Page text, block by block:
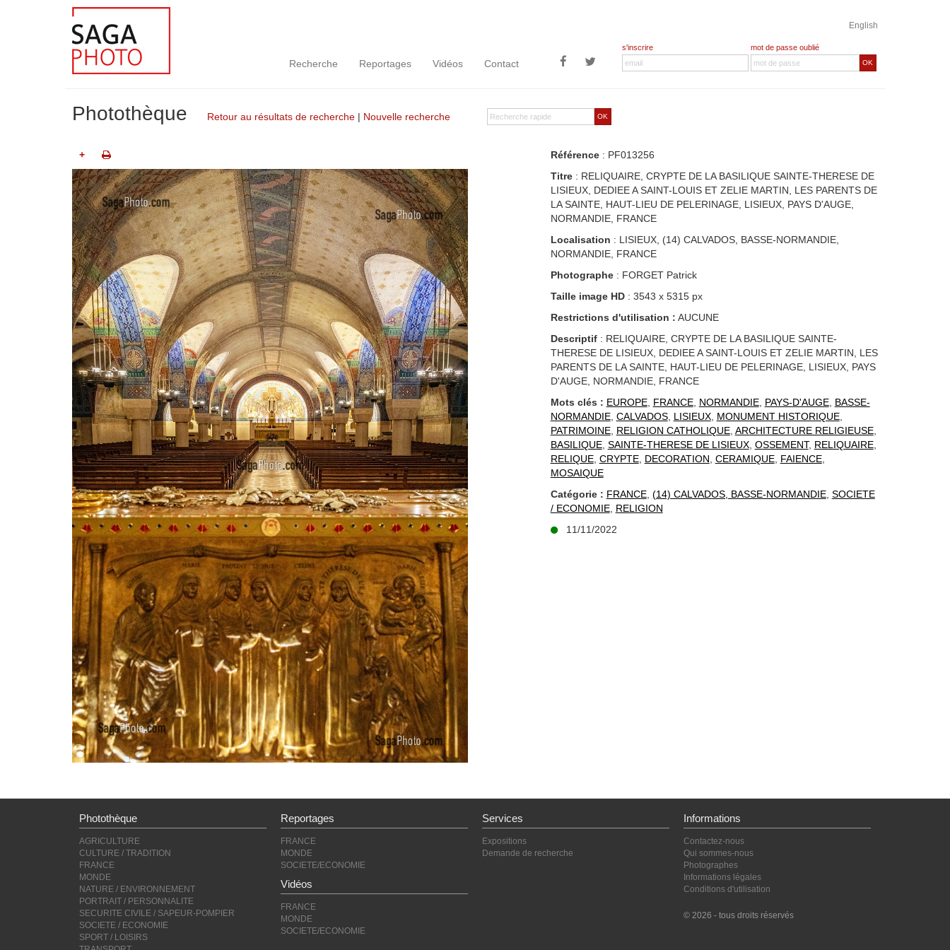
English
Recherche Reportages Vidéos Contact
s'inscrire mot de passe oublié
OK
OK
Photothèque Retour au résultats de recherche | Nouvelle recherche
+ Référence: PF013256
Titre: RELIQUAIRE, CRYPTE DE LA BASILIQUE SAINTE-THERESE DE
LISIEUX, DEDIEE A SAINT-LOUIS ET ZELIE MARTIN, LES PARENTS DE
LA SAINTE, HAUT-LIEU DE PELERINAGE, LISIEUX, PAYS D'AUGE,
NORMANDIE, FRANCE
Localisation : LISIEUX, (14) CALVADOS, BASSE-NORMANDIE,
NORMANDIE, FRANCE
Photographe: FORGET Patrick
Taille image HD: 3543 x 5315 px
Restrictions d'utilisation : AUCUNE
Descriptif: RELIQUAIRE, CRYPTE DE LA BASILIQUE SAINTE-
THERESE DE LISIEUX, DEDIEE A SAINT-LOUIS ET ZELIE MARTIN, LES
PARENTS DE LA SAINTE, HAUT-LIEU DE PELERINAGE, LISIEUX, PAYS
D'AUGE, NORMANDIE, FRANCE
Mots clés : EUROPE, FRANCE, NORMANDIE, PAYS-D'AUGE, BASSE-
NORMANDIE, CALVADOS, LISIEUX, MONUMENT HISTORIQUE,
PATRIMOINE, RELIGION CATHOLIQUE, ARCHITECTURE RELIGIEUSE,
BASILIQUE, SAINTE-THERESE DE LISIEUX, OSSEMENT, RELIQUAIRE,
RELIQUE, CRYPTE, DECORATION CERAMIQUE, FAIENCE,
MOSAIQUE
Catégorie : FRANCE, (14) CALVADOS, BASSE-NORMANDIE, SOCIETE
/ ECONOMIE, RELIGION
11/11/2022
Photothèque
AGRICULTURE
CULTURE / TRADITION
FRANCE
MONDE
NATURE / ENVIRONNEMENT
PORTRAIT / PERSONNALITE
SECURITE CIVILE / SAPEUR-POMPIER
SOCIETE / ECONOMIE
SPORT / LOISIRS
Reportages
FRANCE
MONDE
SOCIETE/ECONOMIE
Vidéos
FRANCE
MONDE
SOCIETE/ECONOMIE
Services
Expositions
Demande de recherche
Informations
Contactez-nous
Qui sommes-nous
Photographes
Informations légales
Conditions d'utilisation
© 2026 - tous droits réservés